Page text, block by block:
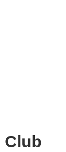
Club